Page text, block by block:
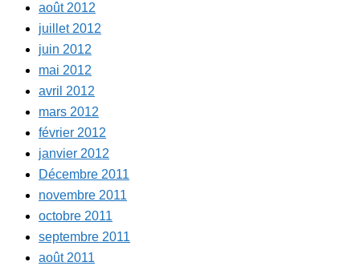
août 2012
juillet 2012
juin 2012
mai 2012
avril 2012
mars 2012
février 2012
janvier 2012
Décembre 2011
novembre 2011
octobre 2011
septembre 2011
août 2011